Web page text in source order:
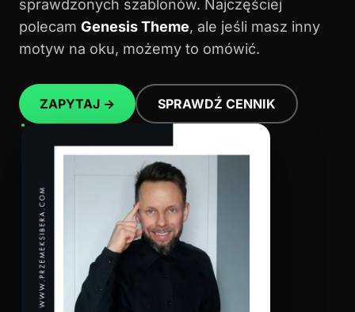
sprawdzonych szablonów. Najczęściej
polecam Genesis Theme, ale jeśli masz inny
motyw na oku, możemy to omówić.
ZAPYTAJ → SPRAWDŹ CENNIK